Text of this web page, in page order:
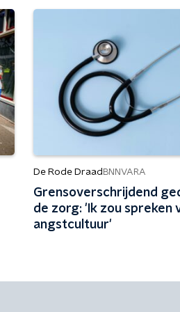
De Rode Draad BNNVARA
Grensoverschrijdend
de zorg: 'Ik zou spreken
angstcultuur'